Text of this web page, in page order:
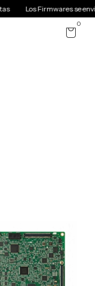
Los Firmwares se
0